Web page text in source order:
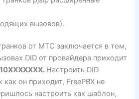
вызовов).
от МТС заключается в том,
DID от провайдера приходит
Настроить DID
как он приходит, FreePBX не
настроить как шаблон,